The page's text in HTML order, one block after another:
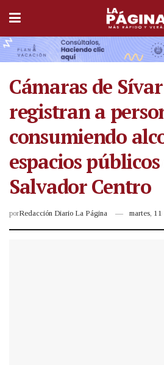
Cámaras de
registran a
consumiendo
espacios públicos
Salvador Centro
porRedacción Diario La Página martes,